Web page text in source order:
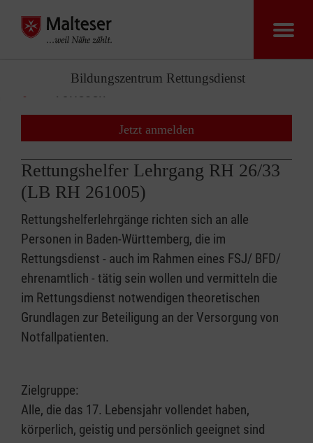
Bildungszentrum Rettungsdienst
Vorlesen
Jetzt anmelden
Rettungshelfer Lehrgang RH 26/33
(LB RH 261005)
Rettungshelferlehrgänge richten sich an alle
Personen in Baden-Württemberg, die im
Rettungsdienst - auch im Rahmen eines FSJ/ BFD/
ehrenamtlich - tätig sein wollen und vermitteln die
im Rettungsdienst notwendigen theoretischen
Grundlagen zur Beteiligung an der Versorgung von
Notfallpatienten.
Zielgruppe:
Alle, die das 17. Lebensjahr vollendet haben,
körperlich, geistig und persönlich geeignet sind